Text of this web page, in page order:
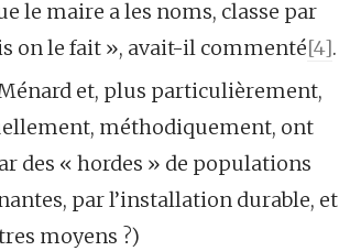
le maire a les noms, classe par
on le fait », avait-il commenté[4].
et, plus particulièrement,
méthodiquement, ont
des « hordes » de populations
par l’installation durable, et
moyens ?)